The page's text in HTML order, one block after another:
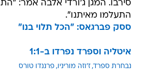
סירבו. המגן ג'ורדי אלבה אמר:
התעלמו מאיתנו".
ססק פברגאס: "הכל תלוי בנו"
איטליה וספרד נפרדו ב-1:1
נבחרת ספרד ז'וזה מוריניו פרננדו טורס